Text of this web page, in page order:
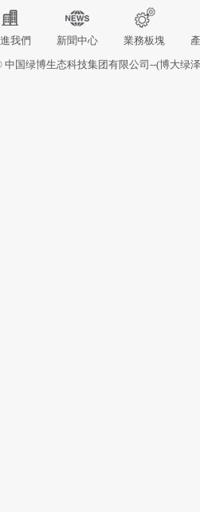
我們 新聞中心 業務板塊
中国绿博生态科技集团有限公司--(博大